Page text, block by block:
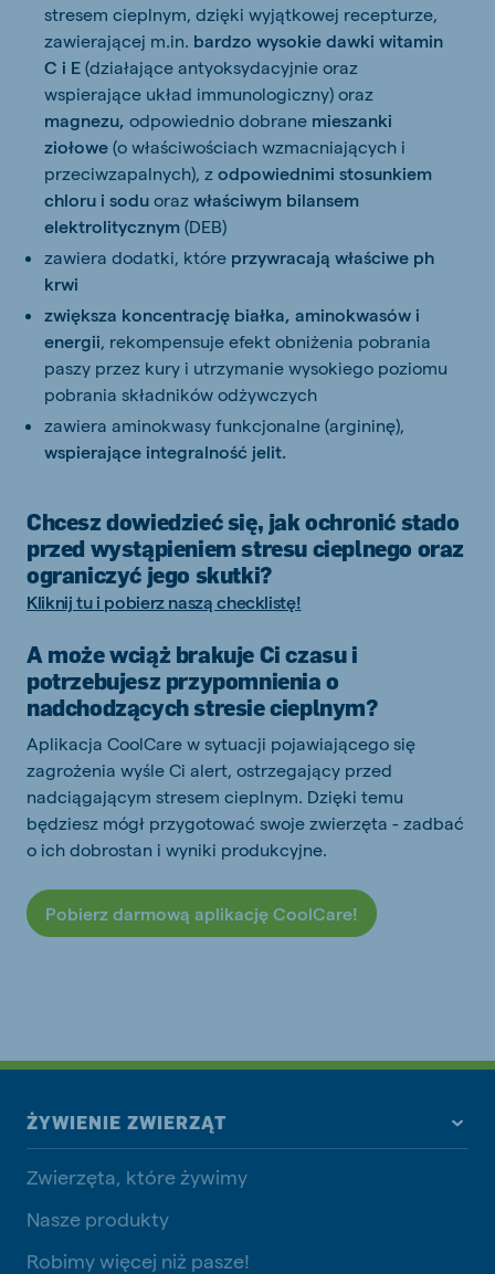
stresem cieplnym, dzięki wyjątkowej recepturze,
zawierającej m.in. bardzo wysokie dawki witamin
C i E (działające antyoksydacyjnie oraz
wspierające układ immunologiczny) oraz
magnezu, odpowiednio dobrane mieszanki
ziołowe (o właściwościach wzmacniających i
przeciwzapalnych), z odpowiednimi stosunkiem
chloru i sodu oraz właściwym bilansem
elektrolitycznym (DEB)
zawiera dodatki, które przywracają właściwe ph
krwi
zwiększa koncentrację białka, aminokwasów i
energii, rekompensuje efekt obniżenia pobrania
paszy przez kury i utrzymanie wysokiego poziomu
pobrania składników odżywczych
zawiera aminokwasy funkcjonalne (argininę),
wspierające integralność jelit.
Chcesz dowiedzieć się, jak ochronić stado
przed wystąpieniem stresu cieplnego oraz
ograniczyć jego skutki?
Kliknij tu i pobierz naszą checklistę!
A może wciąż brakuje Ci czasu i
potrzebujesz przypomnienia o
nadchodzących stresie cieplnym?
Aplikacja CoolCare w sytuacji pojawiającego się
zagrożenia wyśle Ci alert, ostrzegający przed
nadciągającym stresem cieplnym. Dzięki temu
będziesz mógł przygotować swoje zwierzęta - zadbać
o ich dobrostan i wyniki produkcyjne.
Pobierz darmową aplikację CoolCare!
ŻYWIENIE ZWIERZĄT
Zwierzęta, które żywimy
Nasze produkty
Robimy więcej niż pasze!